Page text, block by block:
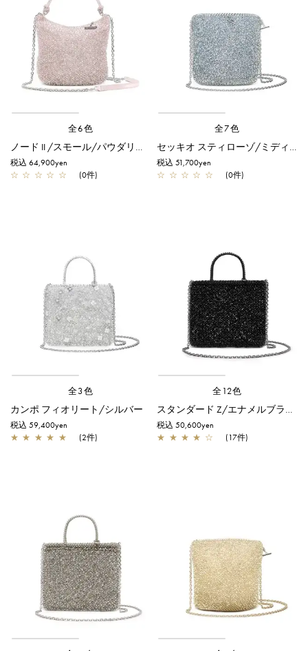
全6色
ノード II /スモール/パウダリーピンクシルバー
税込 64,900yen
☆ ☆ ☆ ☆ ☆ (0件)
全7色
セッキオ スティローゾ/ミディアム/ブルーシルバー
税込 51,700yen
☆ ☆ ☆ ☆ ☆ (0件)
全3色
カンポ フィオリート/シルバー
税込 59,400yen
★ ★ ★ ★ ★ (2件)
全12色
スタンダード Z/エナメルブラック
税込 50,600yen
★ ★ ★ ★ ☆ (17件)